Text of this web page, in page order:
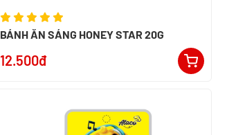
BÁNH ĂN SÁNG HONEY STAR 20G
12.500đ